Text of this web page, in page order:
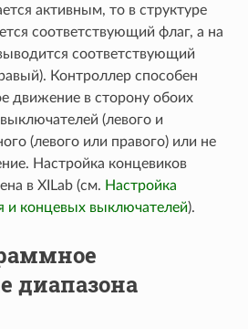
активным, то в структуре
соответствующий флаг, а на
соответствующий
Контроллер способен
движение в сторону обоих
(левого и
(левого или правого) или не
Настройка концевиков
в XILab (см. Настройка
и концевых выключателей).
диапазона